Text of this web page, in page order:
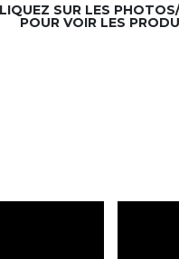
SUR LES
POUR VOIR LES